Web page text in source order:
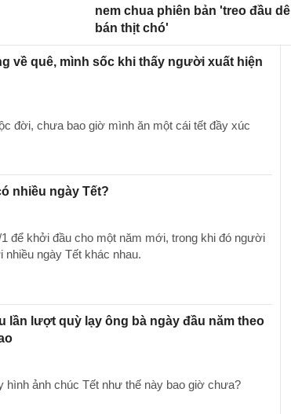
nem chua phiên bản 'treo đầu dê
bán thịt chó'
về quê, mình sốc khi thấy người xuất hiện
đời, chưa bao giờ mình ăn một cái tết đầy xúc
nhiều ngày Tết?
để khởi đầu cho một năm mới, trong khi đó người
ngày Tết khác nhau.
lần lượt quỳ lạy ông bà ngày đầu năm theo
hình ảnh chúc Tết như thế này bao giờ chưa?